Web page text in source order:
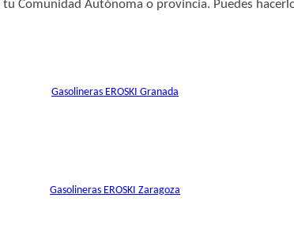
tu Comunidad Autónoma o provincia. Puedes
Gasolineras EROSKI Granada
Gasolineras EROSKI Zaragoza